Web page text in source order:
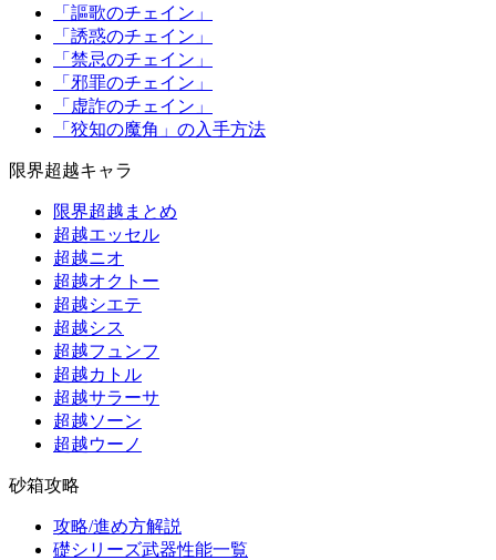
「謳歌のチェイン」
「誘惑のチェイン」
「禁忌のチェイン」
「邪罪のチェイン」
「虚詐のチェイン」
「狡知の魔角」の入手方法
限界超越キャラ
限界超越まとめ
超越エッセル
超越ニオ
超越オクトー
超越シエテ
超越シス
超越フュンフ
超越カトル
超越サラーサ
超越ソーン
超越ウーノ
砂箱攻略
攻略/進め方解説
礎シリーズ武器性能一覧